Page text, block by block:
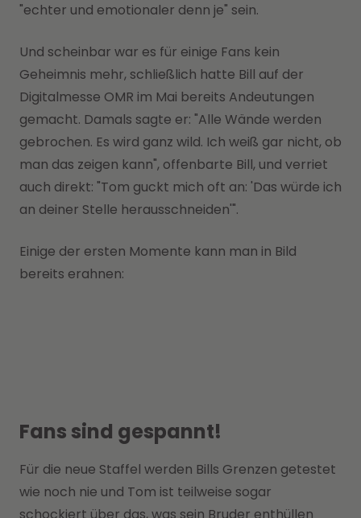
"echter und emotionaler denn je" sein.
Und scheinbar war es für einige Fans kein
Geheimnis mehr, schließlich hatte Bill auf der
Digitalmesse OMR im Mai bereits Andeutungen
gemacht. Damals sagte er: "Alle Wände werden
gebrochen. Es wird ganz wild. Ich weiß gar nicht, ob
man das zeigen kann", offenbarte Bill, und verriet
auch direkt: "Tom guckt mich oft an: 'Das würde ich
an deiner Stelle herausschneiden'".
Einige der ersten Momente kann man in Bild
bereits erahnen:
Fans sind gespannt!
Für die neue Staffel werden Bills Grenzen getestet
wie noch nie und Tom ist teilweise sogar